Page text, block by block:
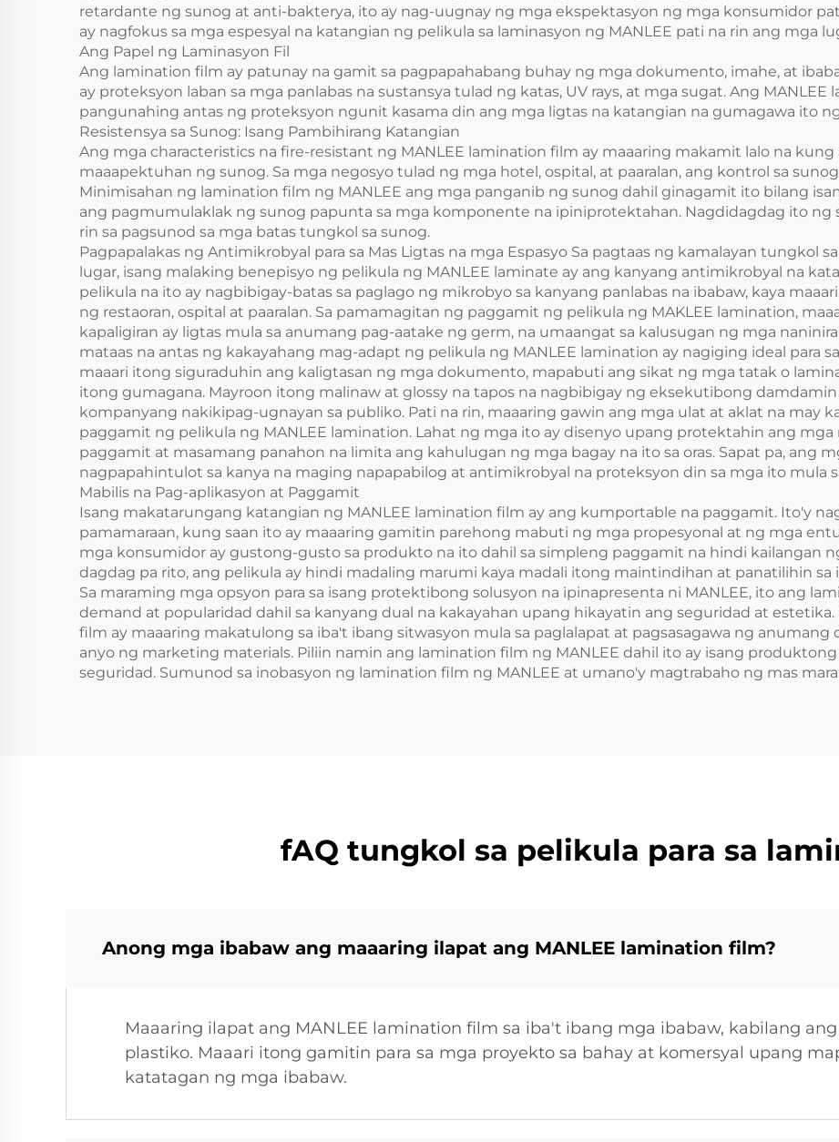
retardante ng sunog at anti-bakterya, ito ay nag-uugnay ng mga ekspektasyon ng mga konsumidor
ay nagfokus sa mga espesyal na katangian ng pelikula sa laminasyon ng MANLEE pati na rin ang mga
Ang Papel ng Laminasyon Fil
Ang lamination film ay patunay na gamit sa pagpapahabang buhay ng mga dokumento, imahe, at
ay proteksyon laban sa mga panlabas na sustansya tulad ng katas, UV rays, at mga sugat. Ang
pangunahing antas ng proteksyon ngunit kasama din ang mga ligtas na katangian na gumagawa ito
Resistensya sa Sunog: Isang Pambihirang Katangian
Ang mga characteristics na fire-resistant ng MANLEE lamination film ay maaaring makamit lalo na
maaapektuhan ng sunog. Sa mga negosyo tulad ng mga hotel, ospital, at paaralan, ang kontrol sa
Minimisahan ng lamination film ng MANLEE ang mga panganib ng sunog dahil ginagamit ito bilang
ang pagmumulaklak ng sunog papunta sa mga komponente na ipiniprotektahan. Nagdidagdag ito ng
rin sa pagsunod sa mga batas tungkol sa sunog.
Pagpapalakas ng Antimikrobyal para sa Mas Ligtas na mga Espasyo Sa pagtaas ng kamalayan tungkol
lugar, isang malaking benepisyo ng pelikula ng MANLEE laminate ay ang kanyang antimikrobyal na
pelikula na ito ay nagbibigay-batas sa paglago ng mikrobyo sa kanyang panlabas na ibabaw, kaya
ng restaoran, ospital at paaralan. Sa pamamagitan ng paggamit ng pelikula ng MAKLEE lamination,
kapaligiran ay ligtas mula sa anumang pag-aatake ng germ, na umaangat sa kalusugan ng mga
mataas na antas ng kakayahang mag-adapt ng pelikula ng MANLEE lamination ay nagiging ideal para
maaari itong siguraduhin ang kaligtasan ng mga dokumento, mapabuti ang sikat ng mga tatak o
itong gumagana. Mayroon itong malinaw at glossy na tapos na nagbibigay ng eksekutibong
kompanyang nakikipag-ugnayan sa publiko. Pati na rin, maaaring gawin ang mga ulat at aklat na may
paggamit ng pelikula ng MANLEE lamination. Lahat ng mga ito ay disenyo upang protektahin ang mga
paggamit at masamang panahon na limita ang kahulugan ng mga bagay na ito sa oras. Sapat pa, ang
nagpapahintulot sa kanya na maging napapabilog at antimikrobyal na proteksyon din sa mga ito mula
Mabilis na Pag-aplikasyon at Paggamit
Isang makatarungang katangian ng MANLEE lamination film ay ang kumportable na paggamit. Ito'y
pamamaraan, kung saan ito ay maaaring gamitin parehong mabuti ng mga propesyonal at ng mga
mga konsumidor ay gustong-gusto sa produkto na ito dahil sa simpleng paggamit na hindi kailangan
dagdag pa rito, ang pelikula ay hindi madaling marumi kaya madali itong maintindihan at panatilihin sa
Sa maraming mga opsyon para sa isang protektibong solusyon na ipinapresenta ni MANLEE, ito ang
demand at popularidad dahil sa kanyang dual na kakayahan upang hikayatin ang seguridad at
film ay maaaring makatulong sa iba't ibang sitwasyon mula sa paglalapat at pagsasagawa ng
anyo ng marketing materials. Piliin namin ang lamination film ng MANLEE dahil ito ay isang
seguridad. Sumunod sa inobasyon ng lamination film ng MANLEE at umano'y magtrabaho ng mas
fAQ tungkol sa pelikula para sa
Anong mga ibabaw ang maaaring ilapat ang MANLEE lamination film?
Maaaring ilapat ang MANLEE lamination film sa iba't ibang mga ibabaw, kabilang
plastiko. Maaari itong gamitin para sa mga proyekto sa bahay at komersyal upang
katatagan ng mga ibabaw.